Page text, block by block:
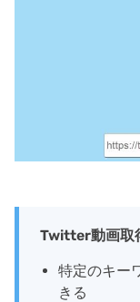
Twitter動画取
特定のキー
きる